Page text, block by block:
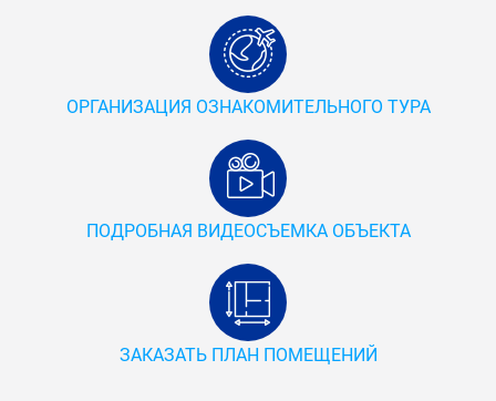
ОРГАНИЗАЦИЯ ОЗНАКОМИТЕЛЬНОГО ТУРА
ПОДРОБНАЯ ВИДЕОСЪЕМКА ОБЪЕКТА
ЗАКАЗАТЬ ПЛАН ПОМЕЩЕНИЙ